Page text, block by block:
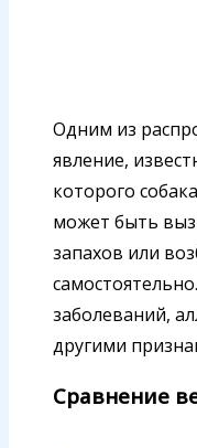
Одним из
явление,
которого
может быть
запахов или
заболеваний,
другими
Сравнение